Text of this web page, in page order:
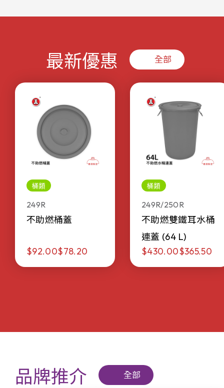
最新優惠 全部
桶類
249R
不助燃桶蓋
$92.00$78.20
桶類
249R/250R
不助燃雙鐵耳水桶
連蓋 (64 L)
$430.00$365.50
品牌推介 全部